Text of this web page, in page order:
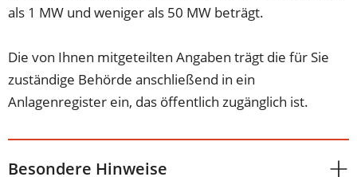
als 1 MW und weniger als 50 MW beträgt.
Die von Ihnen mitgeteilten Angaben trägt die für Sie
zuständige Behörde anschließend in ein
Anlagenregister ein, das öffentlich zugänglich ist.
Besondere Hinweise